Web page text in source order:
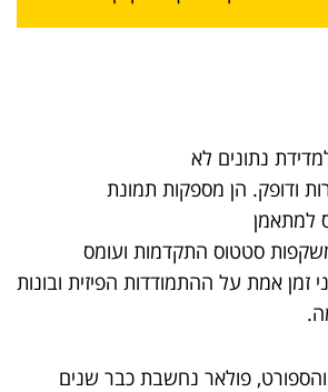
נתונים לא
ודופק. הן מספקות תמונת
למתאמן
סטטוס התקדמות ועומס
זמן אמת על ההתמודדות הפיזית ובונות
פולאר נחשבת כבר שנים